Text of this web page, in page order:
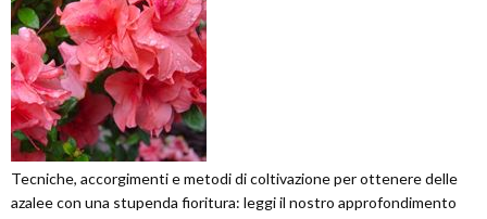
Tecniche, accorgimenti e metodi di coltivazione per ottenere delle
azalee con una stupenda fioritura: leggi il nostro approfondimento